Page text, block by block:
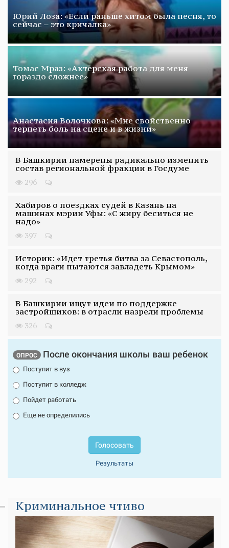
Юрий Лоза: «Если раньше хитом была песня, то
сейчас – это кричалка»
Томас Мраз: «Актерская работа для меня
гораздо сложнее»
Анастасия Волочкова: «Мне свойственно
терпеть боль на сцене и в жизни»
В Башкирии намерены радикально изменить
состав региональной фракции в Госдуме
296
Хабиров о поездках судей в Казань на
машинах мэрии Уфы: «С жиру беситься не
надо»
397
Историк: «Идет третья битва за Севастополь,
когда враги пытаются завладеть Крымом»
292
В Башкирии ищут идеи по поддержке
застройщиков: в отрасли назрели проблемы
326
ОПРОС После окончания школы ваш ребенок
Поступит в вуз
Поступит в колледж
Пойдет работать
Еще не определились
Голосовать
Результаты
Криминальное чтиво